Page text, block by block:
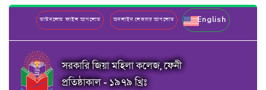
ডাউনলোড ফাইল আপলোড অনলাইন লেকচার আপলোড English
সরকারি জিয়া মহিলা কলেজ, ফেনী
প্রতিষ্ঠাকাল - ১৯৭৯ খ্রিঃ